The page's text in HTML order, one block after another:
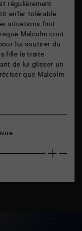
régulièrement
enfer tolérable
situations finit
Malcolm croit
lui soutirer du
fille le traite
de lui glisser un
que Malcolm